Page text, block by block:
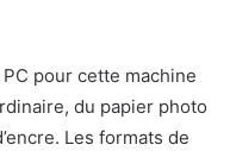
pour cette machine
du papier photo
Les formats de